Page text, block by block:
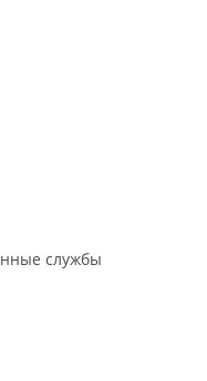
службы